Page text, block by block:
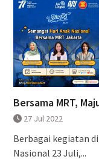
Bersama MRT,
27 Jul 2022
Berbagai kegiatan
Nasional 23 Juli,...